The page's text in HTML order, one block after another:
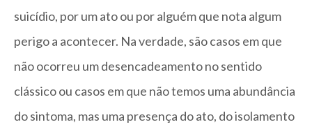
suicídio, por um ato ou por alguém que nota algum
perigo a acontecer. Na verdade, são casos em que
não ocorreu um desencadeamento no sentido
clássico ou casos em que não temos uma abundância
do sintoma, mas uma presença do ato, do isolamento